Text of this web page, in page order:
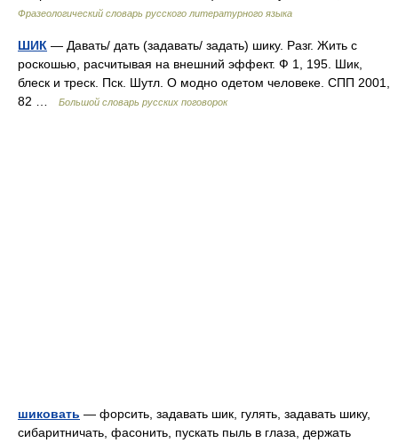
Фразеологический словарь русского литературного языка
ШИК — Давать/ дать (задавать/ задать) шику. Разг. Жить с
роскошью, расчитывая на внешний эффект. Ф 1, 195. Шик,
блеск и треск. Пск. Шутл. О модно одетом человеке. СПП 2001,
82 …
Большой словарь русских поговорок
шиковать — форсить, задавать шик, гулять, задавать шику,
сибаритничать, фасонить, пускать пыль в глаза, держать